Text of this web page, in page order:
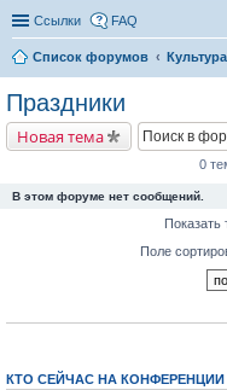
Ссылки FAQ
Список форумов
Праздники
Новая тема
0
В этом форуме нет сообщений.
Показать
Поле
КТО СЕЙЧАС НА КОНФЕРЕНЦИИ